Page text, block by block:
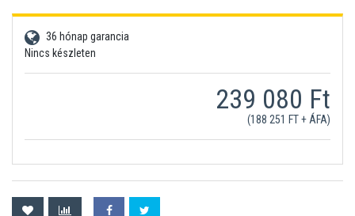
36 hónap garancia
Nincs készleten
239 080 Ft
(188 251 FT + ÁFA)